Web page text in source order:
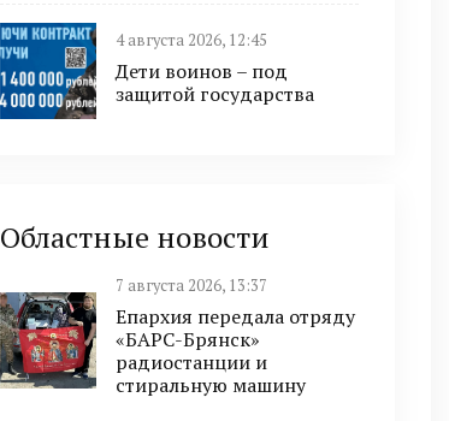
4 августа 2026, 12:45
Дети воинов – под
защитой государства
Областные новости
7 августа 2026, 13:37
Епархия передала отряду
«БАРС-Брянск»
радиостанции и
стиральную машину